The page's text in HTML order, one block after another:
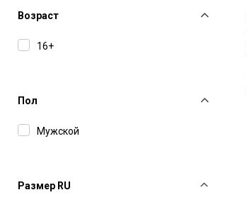
Возраст
16+
Пол
Мужской
Размер RU